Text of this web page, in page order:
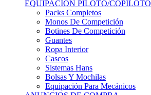
EQUIPACIÓN PILOTO/COPILOTO
Packs Completos
Monos De Competición
Botines De Competición
Guantes
Ropa Interior
Cascos
Sistemas Hans
Bolsas Y Mochilas
Equipación Para Mecánicos